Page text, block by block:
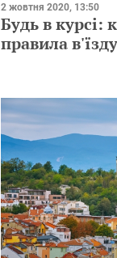
2 жовтня 2020, 13:50
Будь в курсі:
правила